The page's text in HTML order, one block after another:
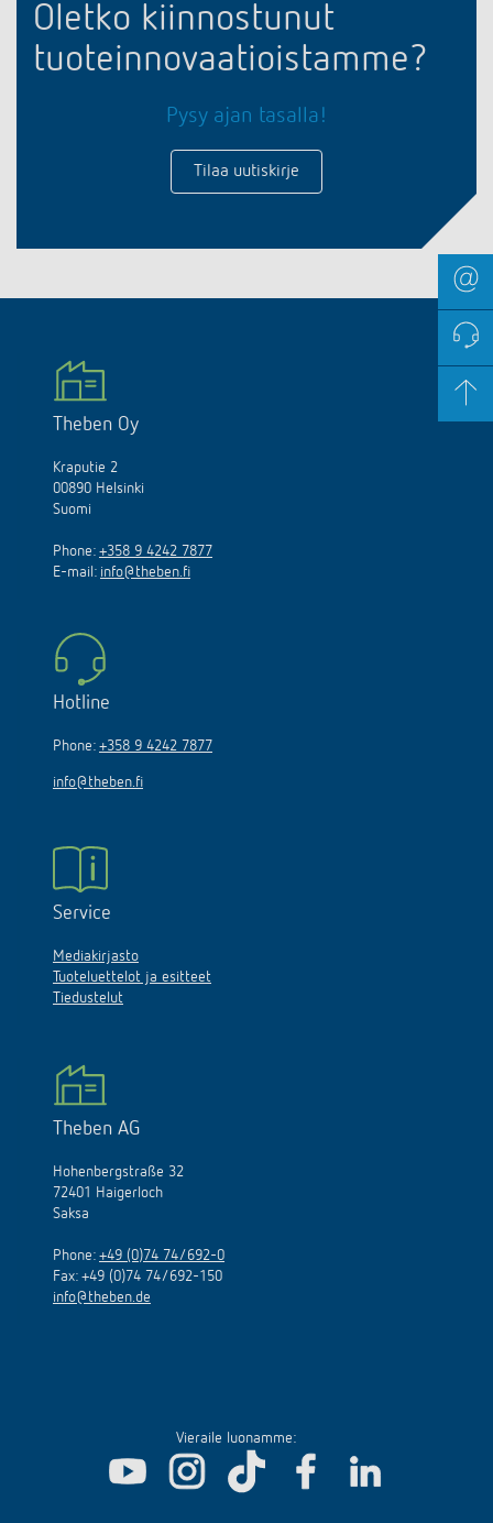
Oletko kiinnostunut
tuoteinnovaatioistamme?
Pysy ajan tasalla!
Tilaa uutiskirje
Theben Oy
Kraputie 2
00890 Helsinki
Suomi
Phone: +358 9 4242 7877
E-mail: info@theben.fi
Hotline
Phone: +358 9 4242 7877
info@theben.fi
Service
Mediakirjasto
Tuoteluettelot ja esitteet
Tiedustelut
Theben AG
Hohenbergstraße 32
72401 Haigerloch
Saksa
Phone: +49 (0)74 74/692-0
Fax: +49 (0)74 74/692-150
info@theben.de
Vieraile luonamme: